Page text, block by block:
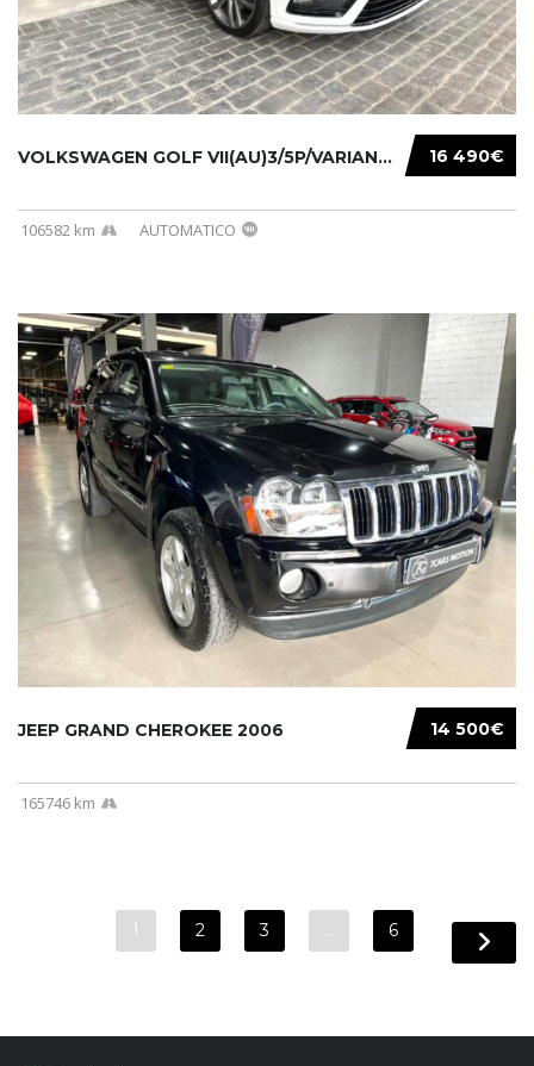
16 490€
VOLKSWAGEN GOLF VII(AU)3/5P/VARIANT(12-16 20...
106582 km AUTOMATICO
14 500€
JEEP GRAND CHEROKEE 2006
165746 km
1 2 3 … 6